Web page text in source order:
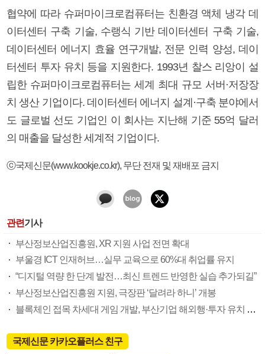
협약에 따라 슈퍼마이크로컴퓨터는 친환경 액체 냉각 데
이터센터 구축 기술, 수랭식 기반 데이터센터 구축 기술,
데이터센터 에너지 효율 연구개발, 전문 인력 양성, 데이
터센터 투자 유치 등을 지원한다. 1993년 찰스 리앙이 설
립한 슈퍼마이크로컴퓨터는 세계 최대 규모 서버·저장장
치 생산 기업이다. 데이터센터 에너지 설계·구축 분야에서
도 글로벌 선도 기업인 이 회사는 지난해 기준 55억 달러
의 매출을 달성한 세계적 기업이다.
ⓒ국제신문(www.kookje.co.kr), 무단 전재 및 재배포 금지
관련기사
부산정보산업진흥원, XR 지원 사업 전면 확대
부울경 ICT 인재허브…실무 교육으로 60%대 취업률 유지
“디지털 역량 한 단계 발전…최신 트렌드 반영한 실습 추가되길”
부산정보산업진흥원 지원, 극장판 ‘달려라 하니’ 개봉
블록체인 접목 차세대 게임 개발, 부산기업 해외행·투자 유치 추진
국제신문 카카오플러스 친구